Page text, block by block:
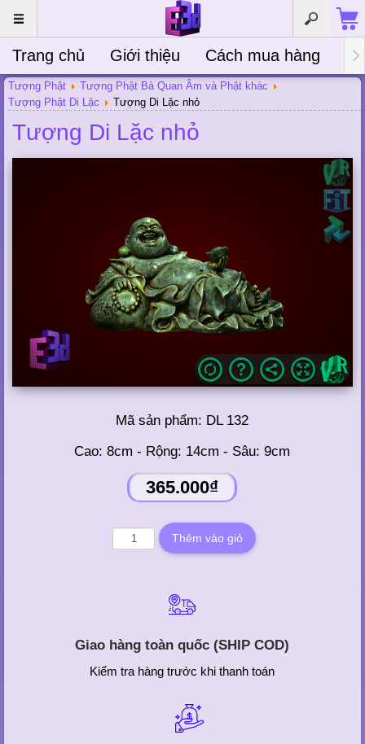
Trang chủ Giới thiệu Cách mua hàng
Tượng Phật
Tượng Phật Bà Quan Âm và Phật khác
Tượng Phật Di Lặc
Tượng Di Lặc nhỏ
Tượng Di Lặc nhỏ
Mã sản phẩm: DL 132
Cao: 8cm - Rộng: 14cm - Sâu: 9cm
365.000₫
Giao hàng toàn quốc (SHIP COD)
Kiểm tra hàng trước khi thanh toán